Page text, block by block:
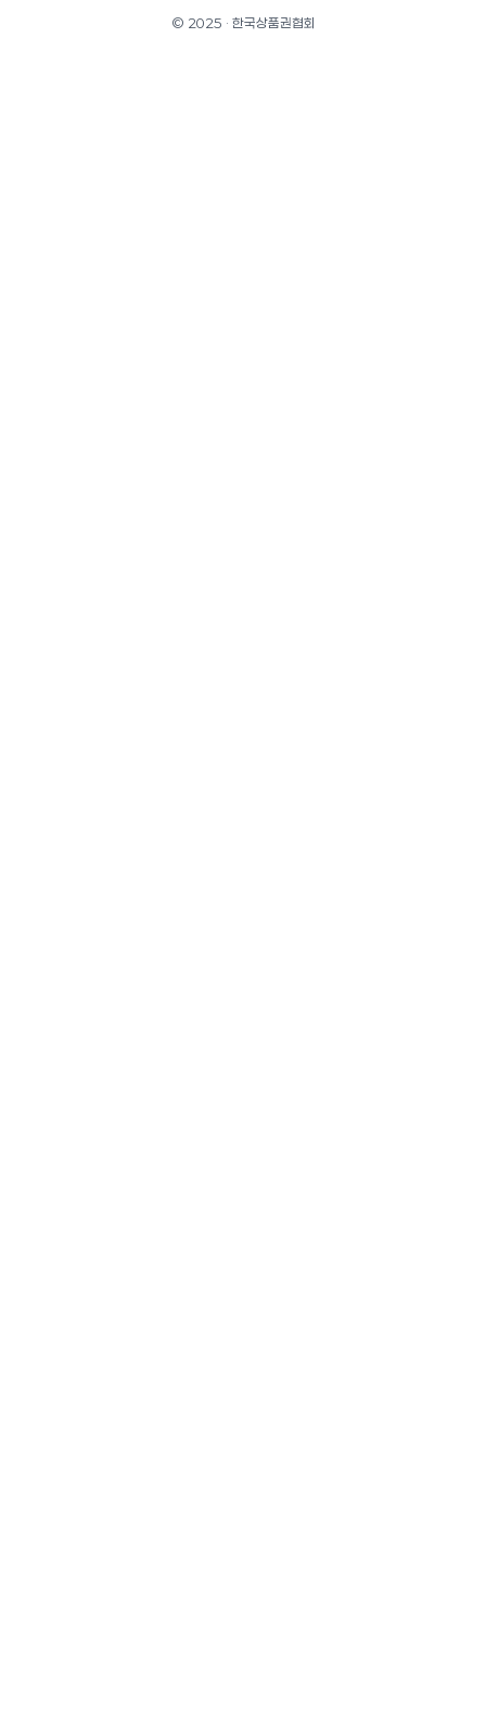
© 2025 · 한국상품권협회